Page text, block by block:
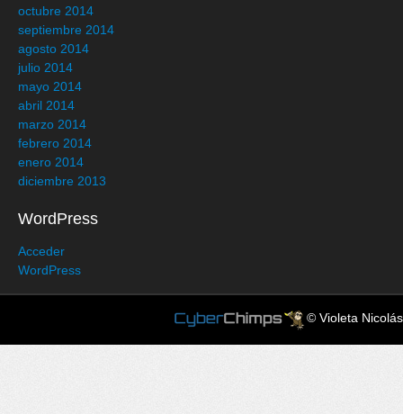
octubre 2014
septiembre 2014
agosto 2014
julio 2014
mayo 2014
abril 2014
marzo 2014
febrero 2014
enero 2014
diciembre 2013
WordPress
Acceder
WordPress
© Violeta Nicolás